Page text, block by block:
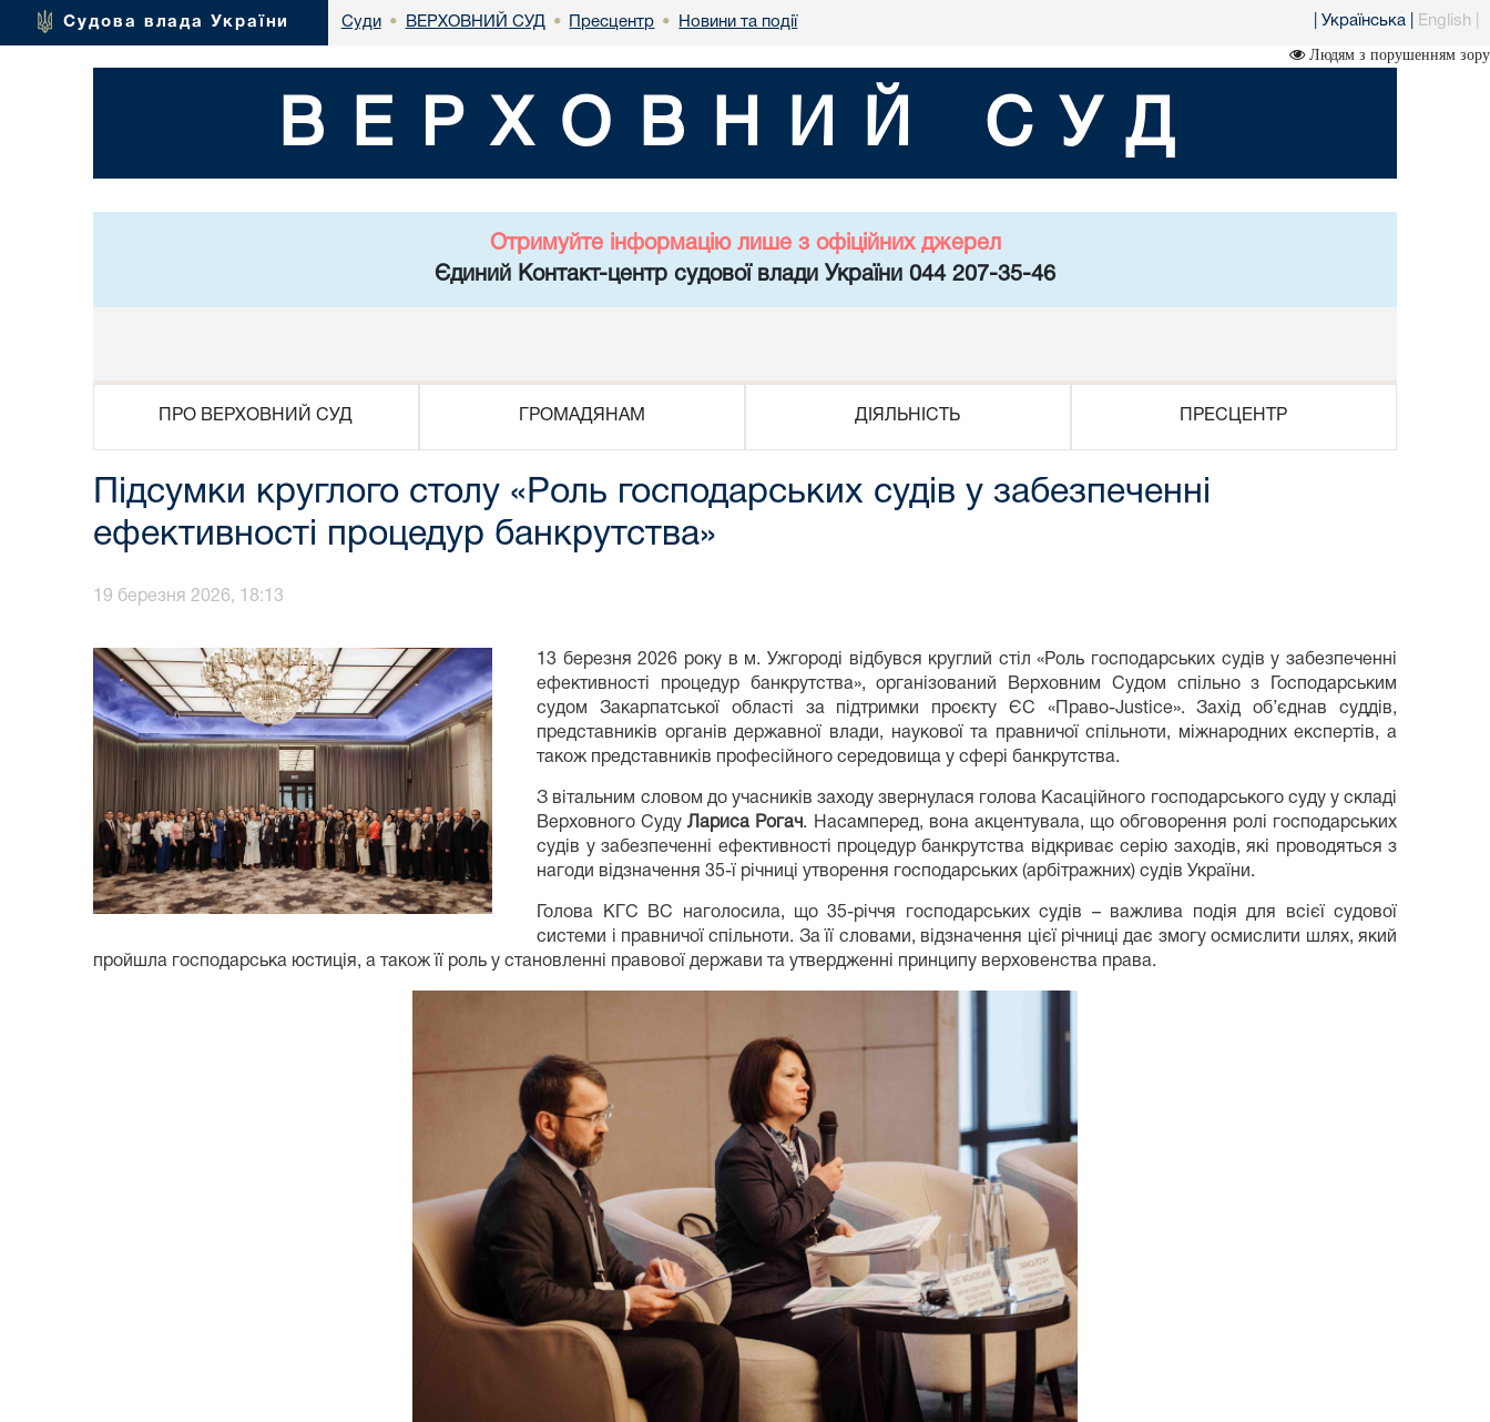
Судова влада України Суди • ВЕРХОВНИЙ СУД • Пресцентр • Новини та події Українська English
Людям з порушенням зору
ВЕРХОВНИЙ СУД
Отримуйте інформацію лише з офіційних джерел
Єдиний Контакт-центр судової влади України 044 207-35-46
ПРО ВЕРХОВНИЙ СУД ГРОМАДЯНАМ ДІЯЛЬНІСТЬ ПРЕСЦЕНТР
Підсумки круглого столу «Роль господарських судів у забезпеченні
ефективності процедур банкрутства»
19 березня 2026, 18:13
13 березня 2026 року в м. Ужгороді відбувся круглий стіл «Роль господарських судів у забезпеченні
ефективності процедур банкрутства», організований Верховним Судом спільно з Господарським
судом Закарпатської області за підтримки проєкту ЄС «Право-Justice». Захід об’єднав суддів,
представників органів державної влади, наукової та правничої спільноти, міжнародних експертів, а
також представників професійного середовища у сфері банкрутства.
З вітальним словом до учасників заходу звернулася голова Касаційного господарського суду у складі
Верховного СудуЛариса Рогач. Насамперед, вона акцентувала, що обговорення ролі господарських
судів у забезпеченні ефективності процедур банкрутства відкриває серію заходів, які проводяться з
нагоди відзначення 35-ї річниці утворення господарських (арбітражних) судів України.
Голова КГС ВС наголосила, що 35-річчя господарських судів – важлива подія для всієї судової
системи і правничої спільноти. За її словами, відзначення цієї річниці дає змогу осмислити шлях, який
пройшла господарська юстиція, а також її роль у становленні правової держави та утвердженні принципу верховенства права.